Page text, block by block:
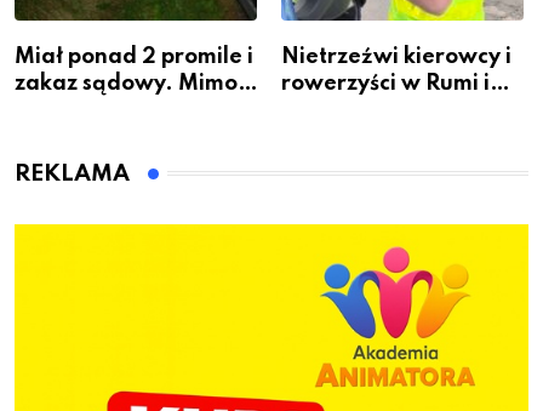
Miał ponad 2 promile i
zakaz sądowy. Mimo
Bolszewie i uderzył w
Nietrzeźwi kierowcy i
rowerzyści w Rumi i
REKLAMA